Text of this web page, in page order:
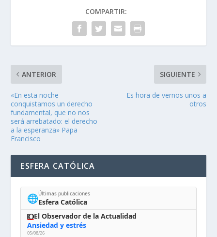
COMPARTIR:
ANTERIOR
«En esta noche
conquistamos un derecho
fundamental, que no nos
será arrebatado: el derecho
a la esperanza» Papa
Francisco
SIGUIENTE
Es hora de vernos unos a
otros
ESFERA CATÓLICA
🌐Últimas publicaciones
Esfera Católica
El Observador de la Actualidad
Ansiedad y estrés
05/08/26